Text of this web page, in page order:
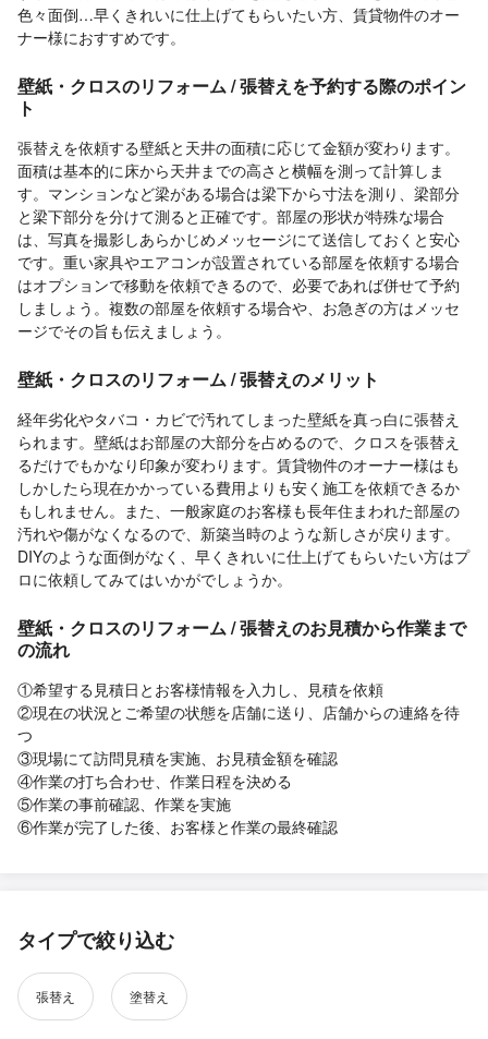
色々面倒…早くきれいに仕上げてもらいたい方、賃貸物件のオー
ナー様におすすめです。
壁紙・クロスのリフォーム / 張替えを予約する際のポイン
ト
張替えを依頼する壁紙と天井の面積に応じて金額が変わります。
面積は基本的に床から天井までの高さと横幅を測って計算しま
す。マンションなど梁がある場合は梁下から寸法を測り、梁部分
と梁下部分を分けて測ると正確です。部屋の形状が特殊な場合
は、写真を撮影しあらかじめメッセージにて送信しておくと安心
です。重い家具やエアコンが設置されている部屋を依頼する場合
はオプションで移動を依頼できるので、必要であれば併せて予約
しましょう。複数の部屋を依頼する場合や、お急ぎの方はメッセ
ージでその旨も伝えましょう。
壁紙・クロスのリフォーム / 張替えのメリット
経年劣化やタバコ・カビで汚れてしまった壁紙を真っ白に張替え
られます。壁紙はお部屋の大部分を占めるので、クロスを張替え
るだけでもかなり印象が変わります。賃貸物件のオーナー様はも
しかしたら現在かかっている費用よりも安く施工を依頼できるか
もしれません。また、一般家庭のお客様も長年住まわれた部屋の
汚れや傷がなくなるので、新築当時のような新しさが戻ります。
DIYのような面倒がなく、早くきれいに仕上げてもらいたい方はプ
ロに依頼してみてはいかがでしょうか。
壁紙・クロスのリフォーム / 張替えのお見積から作業まで
の流れ
①希望する見積日とお客様情報を入力し、見積を依頼
②現在の状況とご希望の状態を店舗に送り、店舗からの連絡を待
つ
③現場にて訪問見積を実施、お見積金額を確認
④作業の打ち合わせ、作業日程を決める
⑤作業の事前確認、作業を実施
⑥作業が完了した後、お客様と作業の最終確認
タイプで絞り込む
張替え 塗替え